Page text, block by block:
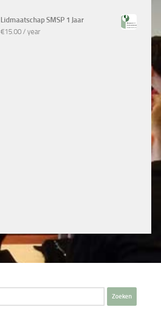
Lidmaatschap SMSP 1 Jaar
€15.00/ year